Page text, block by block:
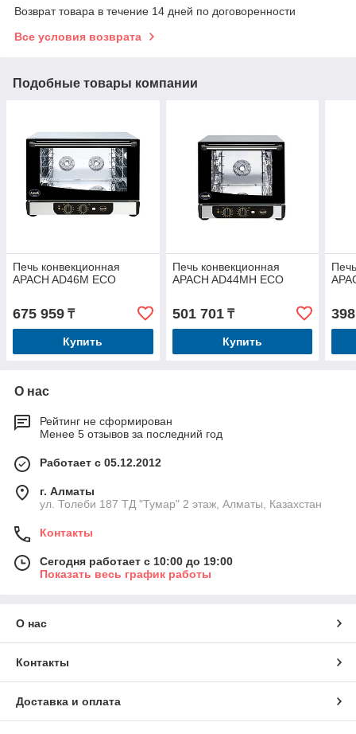
Возврат товара в течение 14 дней по договоренности
Все условия возврата
Подобные товары компании
Печь конвекционная
APACH AD46M ECO
675 959 ₸
Купить
Печь конвекционная
APACH AD44MH ECO
501 701₸
Купить
О нас
Рейтинг не сформирован
Менее 5 отзывов за последний год
Работает с 05.12.2012
г. Алматы
ул. Толеби 187 ТД "Тумар" 2 этаж, Алматы, Казахстан
Контакты
Сегодня работает с 10:00 до 19:00
Показать весь график работы
О нас
Контакты
Доставка и оплата